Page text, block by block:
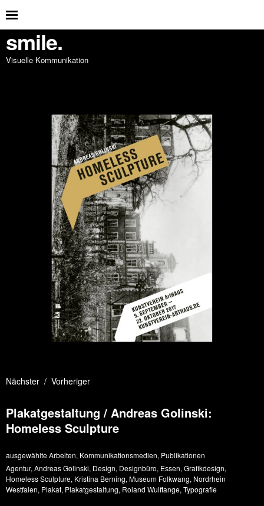
smile.
Visuelle Kommunikation
Vorheriger
Nächster
Plakatgestaltung / Andreas Golinski:
Homeless Sculpture
ausgewählte Arbeiten, Kommunikationsmedien, Publikationen
Agentur, Andreas Golinski, Design, Designbüro, Essen, Grafikdesign,
Homeless Sculpture, Kristina Berning, Museum Folkwang, Nordrhein
Westfalen, Plakat, Plakatgestaltung, Roland Wulftange, Typografie